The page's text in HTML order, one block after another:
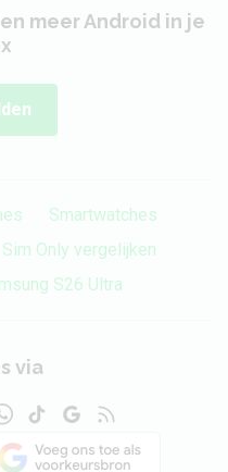
meer Android in je
Smartwatches
Sim Only vergelijken
S26 Ultra
via